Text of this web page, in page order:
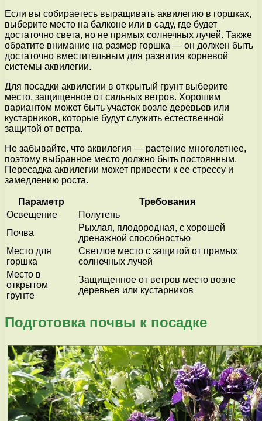
Если вы собираетесь выращивать аквилегию в горшках,
выберите место на балконе или в саду, где будет
достаточно света, но не прямых солнечных лучей. Также
обратите внимание на размер горшка — он должен быть
достаточно вместительным для развития корневой
системы аквилегии.
Для посадки аквилегии в открытый грунт выберите
место, защищенное от сильных ветров. Хорошим
вариантом может быть участок возле деревьев или
кустарников, которые будут служить естественной
защитой от ветра.
Не забывайте, что аквилегия — растение многолетнее,
поэтому выбранное место должно быть постоянным.
Пересадка аквилегии может привести к ее стрессу и
замедлению роста.
Параметр
Требования
Освещение
Полутень
Почва
Рыхлая, плодородная, с хорошей
дренажной способностью
Место для
горшка
Светлое место с защитой от прямых
солнечных лучей
Место в
открытом
грунте
Защищенное от ветров место возле
деревьев или кустарников
Подготовка почвы к посадке